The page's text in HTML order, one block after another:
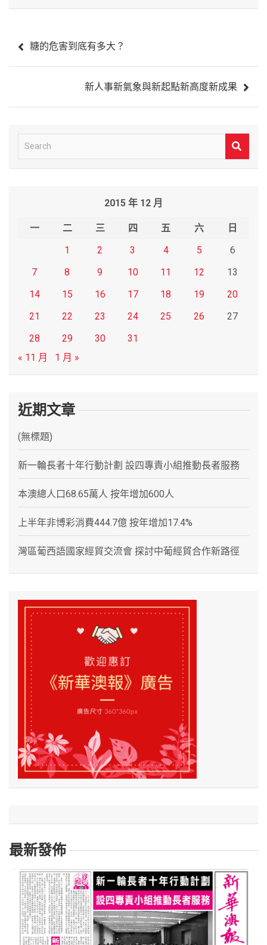
章 糖的危害到底有多大？
新人事新氣象與新起點新高度新成果
e
2015 年 12 月
一 二 三 四 五 六
日
1
2 3 4 5
6
7
8 9 10 11 12
13
14
15 16 17 18 19
20
21
22 23 24 25 26
27
28
29 30
31
« 11 月
1 月 »
近期文章
(無標題)
新一輪長者十年行動計劃 設四專責小組推動長者服務
本澳總人口68.65萬人 按年增加600人
上半年非博彩消費444.7億 按年增加17.4%
灣區葡西語國家經貿交流會 探討中葡經貿合作新路徑
最新發佈